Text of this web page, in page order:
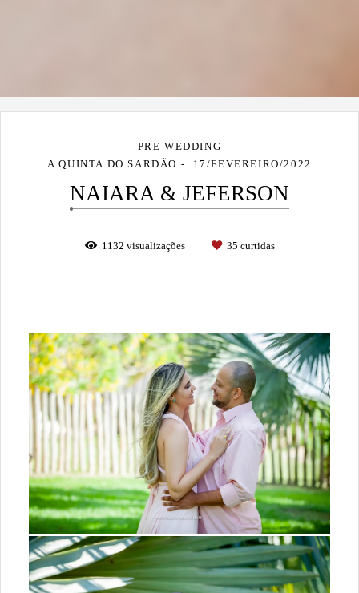
PRE WEDDING
A QUINTA DO SARDÃO
17/FEVEREIRO/2022
NAIARA & JEFERSON
1132 visualizações 35 curtidas